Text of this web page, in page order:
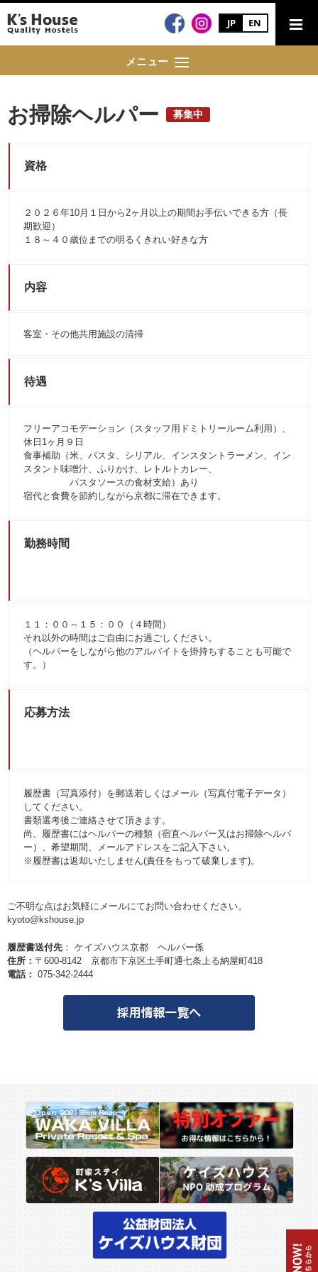
JP EN
メニュー
お掃除ヘルパー 募集中
資格
２０２６年10月１日から2ヶ月以上の期間お手伝いできる方（長
期歓迎）
１８～４０歳位までの明るくきれい好きな方
内容
客室・その他共用施設の清掃
待遇
フリーアコモデーション（スタッフ用ドミトリールーム利用）、
休日1ヶ月９日
食事補助（米、パスタ、シリアル、インスタントラーメン、イン
スタント味噌汁、ふりかけ、レトルトカレー、
パスタソースの食材支給）あり
宿代と食費を節約しながら京都に滞在できます。
勤務時間
１１：００～１５：００（４時間）
それ以外の時間はご自由にお過ごしください。
（ヘルパーをしながら他のアルバイトを掛持ちすることも可能で
す。）
応募方法
履歴書（写真添付）を郵送若しくはメール（写真付電子データ）
してください。
書類選考後ご連絡させて頂きます。
尚、履歴書にはヘルパーの種類（宿直ヘルパー又はお掃除ヘルパ
ー）、希望期間、メールアドレスをご記入下さい。
※履歴書は返却いたしません(責任をもって破棄します)。
ご不明な点はお気軽にメールにてお問い合わせください。
kyoto@kshouse.jp
履歴書送付先 ： ケイズハウス京都 ヘルパー係
住所： 〒600-8142 京都市下京区土手町通七条上る納屋町418
電話： 075-342-2444